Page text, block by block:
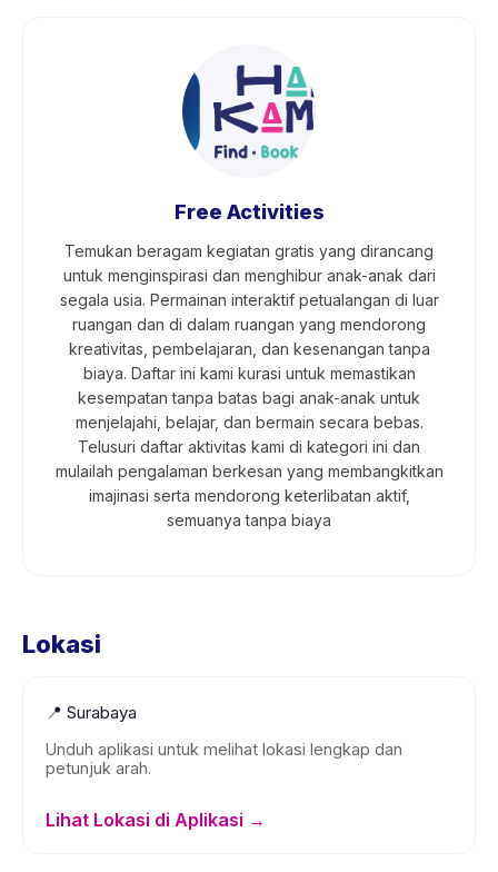
Free Activities
Temukan beragam kegiatan gratis yang dirancang
untuk menginspirasi dan menghibur anak-anak dari
segala usia. Permainan interaktif petualangan di luar
ruangan dan di dalam ruangan yang mendorong
kreativitas, pembelajaran, dan kesenangan tanpa
biaya. Daftar ini kami kurasi untuk memastikan
kesempatan tanpa batas bagi anak-anak untuk
menjelajahi, belajar, dan bermain secara bebas.
Telusuri daftar aktivitas kami di kategori ini dan
mulailah pengalaman berkesan yang membangkitkan
imajinasi serta mendorong keterlibatan aktif,
semuanya tanpa biaya
Lokasi
📍 Surabaya
Unduh aplikasi untuk melihat lokasi lengkap dan
petunjuk arah.
Lihat Lokasi di Aplikasi →